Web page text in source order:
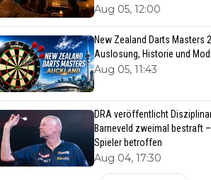
Aug 05, 12:00
New Zealand Darts Masters
Auslosung, Historie und
Aug 05, 11:43
DRA veröffentlicht
Barneveld zweimal bestraft
Spieler betroffen
Aug 04, 17:30